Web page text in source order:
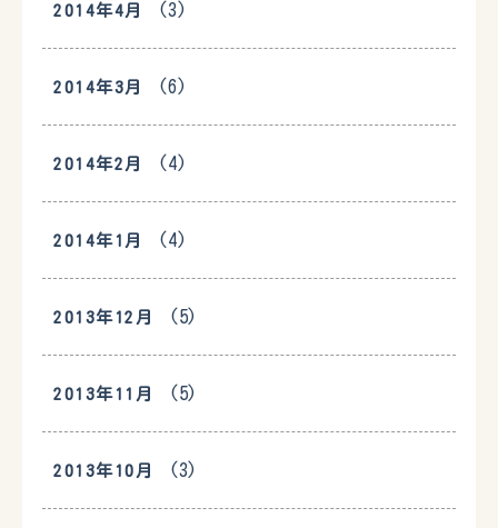
2014年4月 (3)
2014年3月 (6)
2014年2月 (4)
2014年1月 (4)
2013年12月 (5)
2013年11月 (5)
2013年10月 (3)